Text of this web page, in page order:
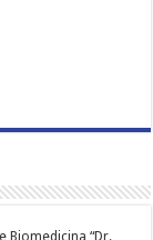
Biomedicina “Dr.